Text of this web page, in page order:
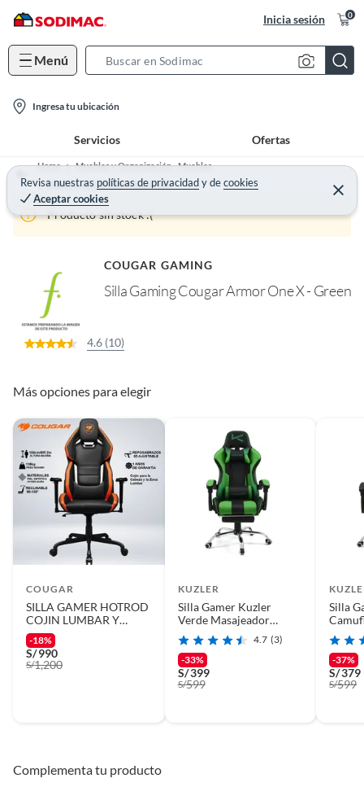
Inicia sesión 0
Menú
h
B
a
Ingresa tu ubicación
Servicios Ofertas
Revisa nuestras políticas de privacidadydecookies
Aceptar cookies
C
e
r
Home
Muebles y Organización - Muebles
Muebles de Oficina y Escritorio
Producto sin stock :(
COUGAR GAMING
Silla Gaming Cougar Armor One X - Green
4.6 (10)
Más opciones para elegir
COUGAR
SILLA GAMER HOTROD
COJIN LUMBAR Y
CUELLO RECLINA 150°
REPOSABRAZO 3D
AJUSTABLE
-18%
S/990
S/1,200
KUZLER
Silla Gamer Kuzler
Verde Masajeador
Lumbar Reposapiés y
Base Metálica RIK-101G
4.7 (3)
-33%
S/399
S/599
Silla
Base
-37%
S/379
S/599
Complementa tu producto